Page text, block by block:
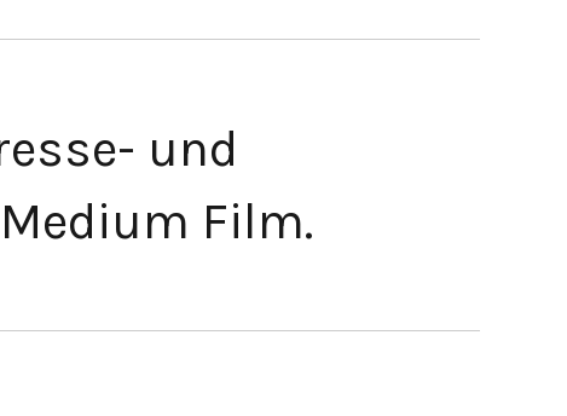
und
Film.